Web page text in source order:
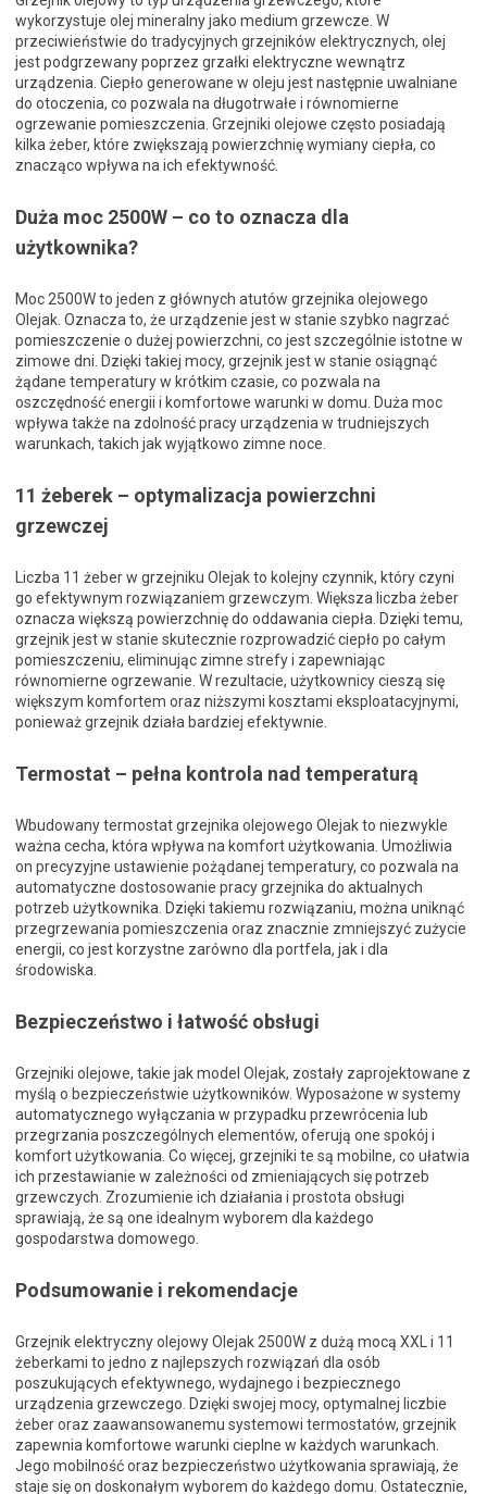
wykorzystuje olej mineralny jako medium grzewcze. W
przeciwieństwie do tradycyjnych grzejników elektrycznych, olej
jest podgrzewany poprzez grzałki elektryczne wewnątrz
urządzenia. Ciepło generowane w oleju jest następnie uwalniane
do otoczenia, co pozwala na długotrwałe i równomierne
ogrzewanie pomieszczenia. Grzejniki olejowe często posiadają
kilka żeber, które zwiększają powierzchnię wymiany ciepła, co
znacząco wpływa na ich efektywność.
Duża moc 2500W – co to oznacza dla
użytkownika?
Moc 2500W to jeden z głównych atutów grzejnika olejowego
Olejak. Oznacza to, że urządzenie jest w stanie szybko nagrzać
pomieszczenie o dużej powierzchni, co jest szczególnie istotne w
zimowe dni. Dzięki takiej mocy, grzejnik jest w stanie osiągnąć
żądane temperatury w krótkim czasie, co pozwala na
oszczędność energii i komfortowe warunki w domu. Duża moc
wpływa także na zdolność pracy urządzenia w trudniejszych
warunkach, takich jak wyjątkowo zimne noce.
11 żeberek – optymalizacja powierzchni
grzewczej
Liczba 11 żeber w grzejniku Olejak to kolejny czynnik, który czyni
go efektywnym rozwiązaniem grzewczym. Większa liczba żeber
oznacza większą powierzchnię do oddawania ciepła. Dzięki temu,
grzejnik jest w stanie skutecznie rozprowadzić ciepło po całym
pomieszczeniu, eliminując zimne strefy i zapewniając
równomierne ogrzewanie. W rezultacie, użytkownicy cieszą się
większym komfortem oraz niższymi kosztami eksploatacyjnymi,
ponieważ grzejnik działa bardziej efektywnie.
Termostat – pełna kontrola nad temperaturą
Wbudowany termostat grzejnika olejowego Olejak to niezwykle
ważna cecha, która wpływa na komfort użytkowania. Umożliwia
on precyzyjne ustawienie pożądanej temperatury, co pozwala na
automatyczne dostosowanie pracy grzejnika do aktualnych
potrzeb użytkownika. Dzięki takiemu rozwiązaniu, można uniknąć
przegrzewania pomieszczenia oraz znacznie zmniejszyć zużycie
energii, co jest korzystne zarówno dla portfela, jak i dla
środowiska.
Bezpieczeństwo i łatwość obsługi
Grzejniki olejowe, takie jak model Olejak, zostały zaprojektowane z
myślą o bezpieczeństwie użytkowników. Wyposażone w systemy
automatycznego wyłączania w przypadku przewrócenia lub
przegrzania poszczególnych elementów, oferują one spokój i
komfort użytkowania. Co więcej, grzejniki te są mobilne, co ułatwia
ich przestawianie w zależności od zmieniających się potrzeb
grzewczych. Zrozumienie ich działania i prostota obsługi
sprawiają, że są one idealnym wyborem dla każdego
gospodarstwa domowego.
Podsumowanie i rekomendacje
Grzejnik elektryczny olejowy Olejak 2500W z dużą mocą XXL i 11
żeberkami to jedno z najlepszych rozwiązań dla osób
poszukujących efektywnego, wydajnego i bezpiecznego
urządzenia grzewczego. Dzięki swojej mocy, optymalnej liczbie
żeber oraz zaawansowanemu systemowi termostatów, grzejnik
zapewnia komfortowe warunki cieplne w każdych warunkach.
Jego mobilność oraz bezpieczeństwo użytkowania sprawiają, że
staje się on doskonałym wyborem do każdego domu. Ostatecznie,